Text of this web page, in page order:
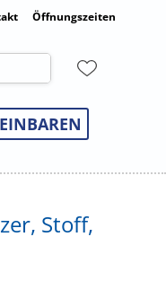
Öffnungszeiten
Stoff,